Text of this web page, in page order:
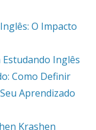
O Impacto
Inglês
Como Definir
Aprendizado
Krashen